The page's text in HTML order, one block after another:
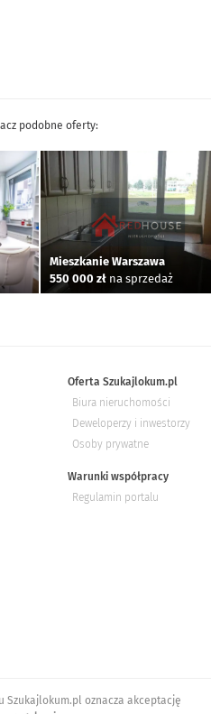
podobne oferty:
Mieszkanie Warszawa
550 000 zł na sprzedaż
Oferta Szukajlokum.pl
Biura nieruchomości
Deweloperzy i inwestorzy
Osoby prywatne
Warunki współpracy
Regulamin portalu
Szukajlokum.pl oznacza akceptację